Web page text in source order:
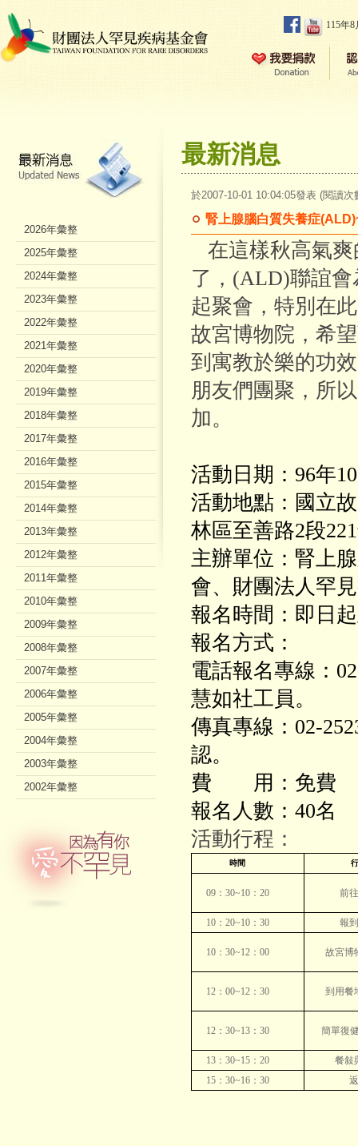
115年
最新消息
於2007-10-01 10:04:05發表 (閱讀次
腎上腺腦白質失養症
在這樣秋高氣爽
了，(ALD)聯誼
起聚會，特別在
故宮博物院，希
到寓教於樂的功
朋友們團聚，所
加。
活動日期：96年
活動地點：國
林區至善路2段
主辦單位：腎上
會、財團法人罕
報名時間：即日
報名方式：
電話報名專線：
慧如社工員。
傳真專線：02-
認。
費 用：免費
報名人數：40
活動行程：
時間
09 ： 30~10 ： 20 前
10 ： 20~10 ： 30 報
10 ： 30~12 ： 00 故宮博
12 ： 00~12 ： 30 到用餐
12 ： 30~13 ： 30 簡單復
13 ： 30~15 ： 20
餐敍
15 ： 30~16 ： 30
2026年彙整
2025年彙整
2024年彙整
2023年彙整
2022年彙整
2021年彙整
2020年彙整
2019年彙整
2018年彙整
2017年彙整
2016年彙整
2015年彙整
2014年彙整
2013年彙整
2012年彙整
2011年彙整
2010年彙整
2009年彙整
2008年彙整
2007年彙整
2006年彙整
2005年彙整
2004年彙整
2003年彙整
2002年彙整